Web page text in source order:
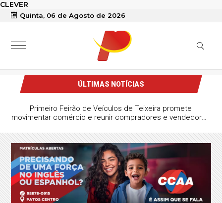
CLEVER
Quinta, 06 de Agosto de 2026
ÚLTIMAS NOTÍCIAS
Primeiro Feirão de Veículos de Teixeira promete
movimentar comércio e reunir compradores e vendedores